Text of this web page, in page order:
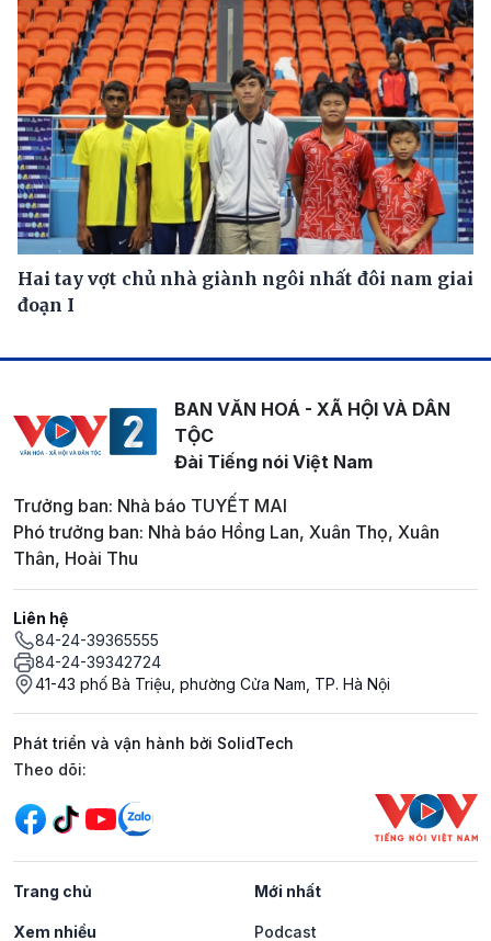
Hai tay vợt chủ nhà giành ngôi nhất đôi nam giai
đoạn I
BAN VĂN HOÁ - XÃ HỘI VÀ DÂN
TỘC
Đài Tiếng nói Việt Nam
Trưởng ban: Nhà báo TUYẾT MAI
Phó trưởng ban: Nhà báo Hồng Lan, Xuân Thọ, Xuân
Thân, Hoài Thu
Liên hệ
84-24-39365555
84-24-39342724
41-43 phố Bà Triệu, phường Cửa Nam, TP. Hà Nội
Phát triển và vận hành bởi SolidTech
Mạng xã hội
Theo dõi:
Trang chủ Mới nhất
Xem nhiều Podcast